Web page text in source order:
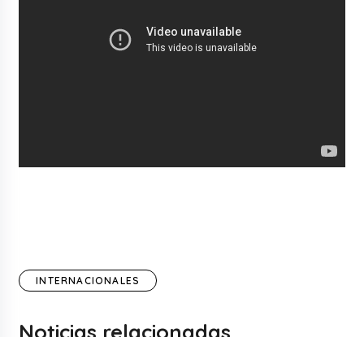
INTERNACIONALES
Noticias relacionadas